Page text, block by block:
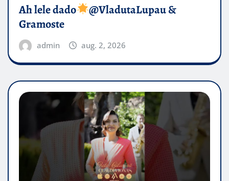
Ah lele dado​
@VladutaLupau &
Gramoste
admin aug. 2, 2026